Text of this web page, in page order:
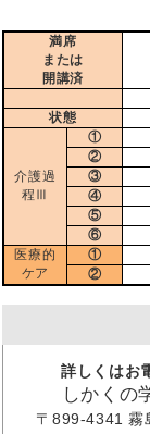
満席
または
開講済
状態
介護過
程Ⅲ
①
②
③
④
⑤
⑥
医療的
ケア
①
②
詳しくはお
しかくの
〒899-4341 霧